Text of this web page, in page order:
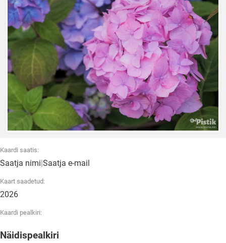
Kaardi saatis:
Saatja nimi|Saatja e-mail
Kaart saadetud:
2026
Kaardi pealkiri:
Näidispealkiri